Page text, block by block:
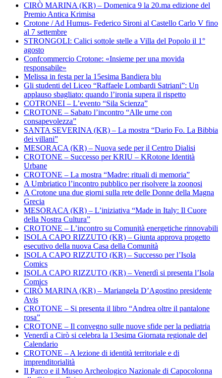
CIRÒ MARINA (KR) – Domenica 9 la 20.ma edizione del
Premio Antica Krimisa
Crotone / Ad Humus- Federico Sironi al Castello Carlo V fino
al 7 settembre
STRONGOLI: Calici sottole stelle a Villa del Popolo il 1°
agosto
Confcommercio Crotone: «Insieme per una movida
responsabile»
Melissa in festa per la 15esima Bandiera blu
Gli studenti del Liceo “Raffaele Lombardi Satriani”: Un
applauso sbagliato: quando l’ironia supera il rispetto
COTRONEI – L’evento “Sila Scienza”
CROTONE – Sabato l’incontro “Alle urne con
consapevolezza”
SANTA SEVERINA (KR) – La mostra “Dario Fo. La Bibbia
dei villani”
MESORACA (KR) – Nuova sede per il Centro Dialisi
CROTONE – Successo per KRIU – KRotone Identità
Urbane
CROTONE – La mostra “Madre: rituali di memoria”
A Umbriatico l’incontro pubblico per risolvere la zoonosi
A Crotone una due giorni sulla rete delle Donne della Magna
Grecia
MESORACA (KR) – L’iniziativa “Made in Italy: Il Cuore
della Nostra Cultura”
CROTONE – L’incontro su Comunità energetiche rinnovabili
ISOLA CAPO RIZZUTO (KR) – Giunta approva progetto
esecutivo della nuova Casa della Comunità
ISOLA CAPO RIZZUTO (KR) – Successo per l’Isola
Comics
ISOLA CAPO RIZZUTO (KR) – Venerdì si presenta l’Isola
Comics
CIRÒ MARINA (KR) – Mariangela D’Agostino presidente
Avis
CROTONE – Si presenta il libro “Andrea oltre il pantalone
rosa”
CROTONE – Il convegno sulle nuove sfide per la pediatria
Venerdì a Cirò si celebra la 13esima Giornata regionale del
Calendario
CROTONE – A lezione di identità territoriale e di
imprenditorialità
Il Parco e il Museo Archeologico Nazionale di Capocolonna